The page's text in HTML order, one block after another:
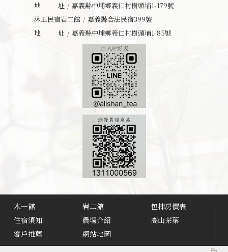
地址
嘉義縣中埔鄉義仁村樹頭埔1-179號
沐正民宿岩二館
嘉義縣合法民宿399號
地址
嘉義縣中埔鄉義仁村樹頭埔1-85號
木一館 岩二館
包棟房價表
住宿須知
農場介紹
高山茶葉
客戶推薦
網站地圖